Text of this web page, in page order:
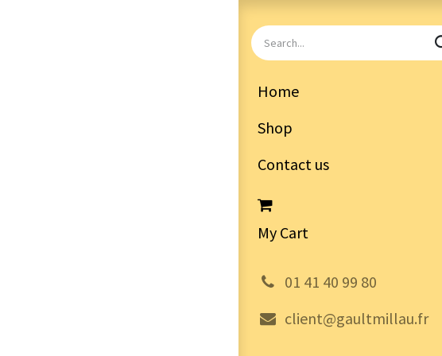
Home
Shop
Contact us
My Cart
01 41 40 99 80
client@gaultmillau.fr